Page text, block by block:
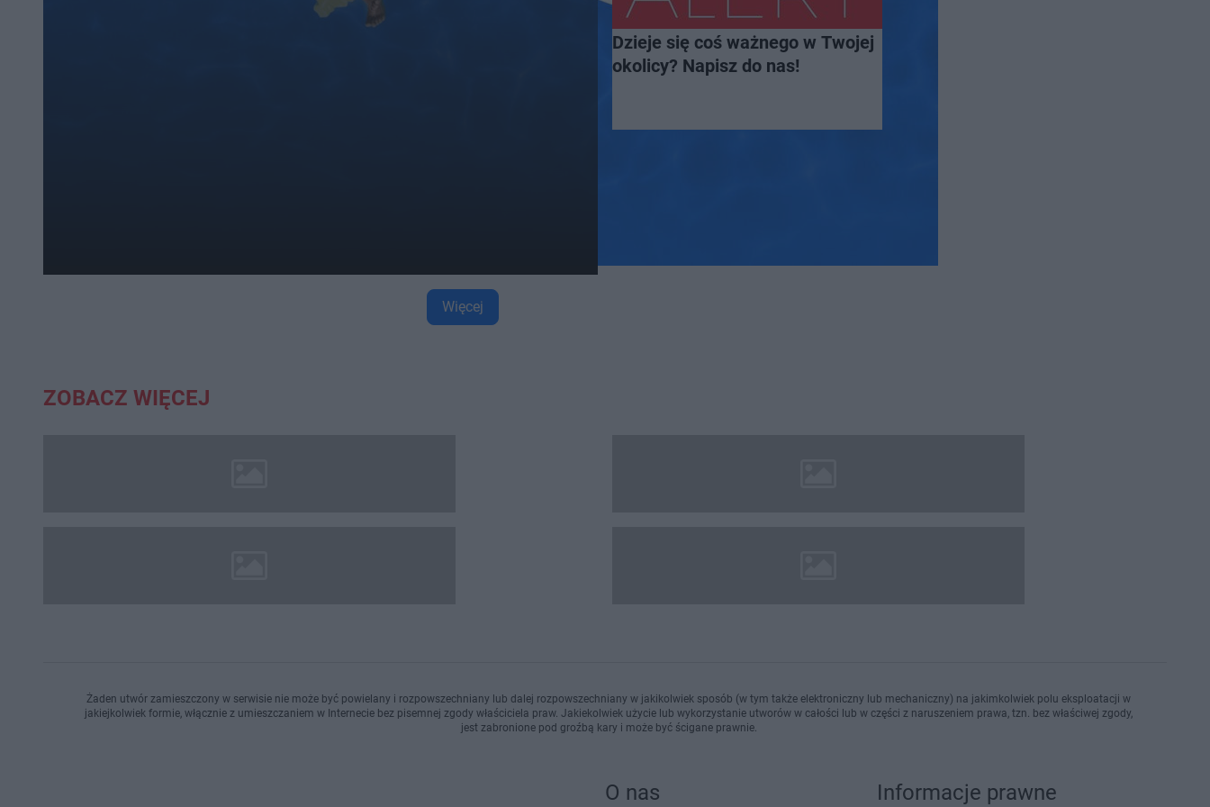
Dzieje się coś ważnego w Twojej
okolicy? Napisz do nas!
Więcej
ZOBACZ WIĘCEJ
Żaden utwór zamieszczony w serwisie nie może być powielany i rozpowszechniany lub dalej rozpowszechniany w jakikolwiek sposób (w tym także elektroniczny lub mechaniczny) na jakimkolwiek polu eksploatacji w
jakiejkolwiek formie, włącznie z umieszczaniem w Internecie bez pisemnej zgody właściciela praw. Jakiekolwiek użycie lub wykorzystanie utworów w całości lub w części z naruszeniem prawa, tzn. bez właściwej zgody,
jest zabronione pod groźbą kary i może być ścigane prawnie.
O nas Informacje prawne